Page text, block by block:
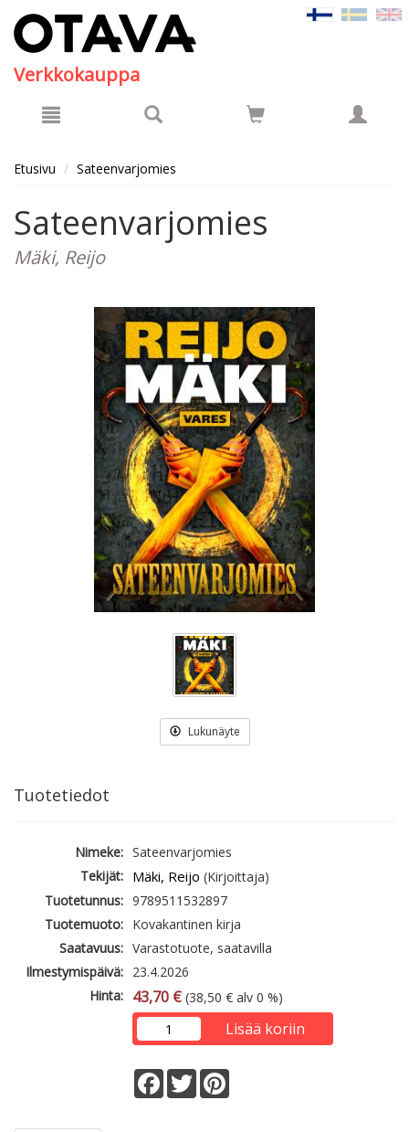
Verkkokauppa
Etusivu Sateenvarjomies
Sateenvarjomies
Mäki, Reijo
Lukunäyte
Tuotetiedot
Nimeke: Sateenvarjomies
Tekijät: Mäki, Reijo (Kirjoittaja)
Tuotetunnus: 9789511532897
Tuotemuoto: Kovakantinen kirja
Saatavuus: Varastotuote, saatavilla
Ilmestymispäivä: 23.4.2026
Hinta: 43,70 € (38,50 € alv 0 %)
Lisää koriin
Facebook
Twitter